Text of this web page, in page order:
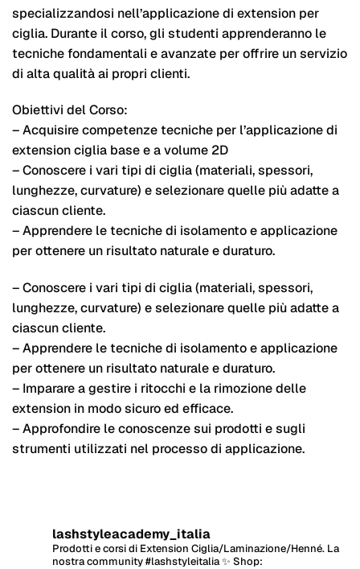
specializzandosi nell’applicazione di extension per
ciglia. Durante il corso, gli studenti apprenderanno le
tecniche fondamentali e avanzate per offrire un servizio
di alta qualità ai propri clienti.
Obiettivi del Corso:
– Acquisire competenze tecniche per l’applicazione di
extension ciglia base e a volume 2D
– Conoscere i vari tipi di ciglia (materiali, spessori,
lunghezze, curvature) e selezionare quelle più adatte a
ciascun cliente.
– Apprendere le tecniche di isolamento e applicazione
per ottenere un risultato naturale e duraturo.
– Conoscere i vari tipi di ciglia (materiali, spessori,
lunghezze, curvature) e selezionare quelle più adatte a
ciascun cliente.
– Apprendere le tecniche di isolamento e applicazione
per ottenere un risultato naturale e duraturo.
– Imparare a gestire i ritocchi e la rimozione delle
extension in modo sicuro ed efficace.
– Approfondire le conoscenze sui prodotti e sugli
strumenti utilizzati nel processo di applicazione.
lashstyleacademy_italia
Prodotti e corsi di Extension Ciglia/Laminazione/Henné. La
nostra community #lashstyleitalia ✨ Shop: